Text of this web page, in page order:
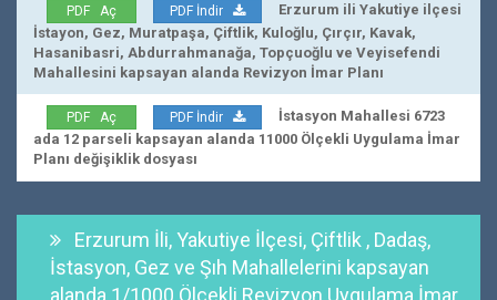
PDF Aç PDF İndir
Erzurum ili Yakutiye ilçesi
İstayon, Gez, Muratpaşa, Çiftlik, Kuloğlu, Çırçır, Kavak,
Hasanibasri, Abdurrahmanağa, Topçuoğlu ve Veyisefendi
Mahallesini kapsayan alanda Revizyon İmar Planı
PDF Aç PDF İndir
İstasyon Mahallesi 6723
ada 12 parseli kapsayan alanda 11000 Ölçekli Uygulama İmar
Planı değişiklik dosyası
Erzurum İli, Yakutiye İlçesi, Çiftlik , Dadaş,
İstasyon, Gez ve Şıh Mahallelerini kapsayan
alanda 1/1000 Ölçekli Revizyon Uygulama İmar